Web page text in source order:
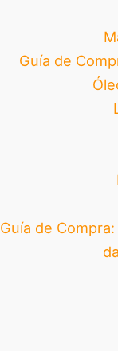
Guía de
Guía de